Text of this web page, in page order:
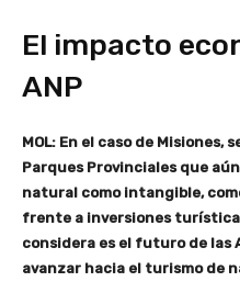
El impacto
ANP
MOL: En el caso de Misiones,
Parques Provinciales que
natural como intangible,
frente a inversiones
considera es el futuro de las
avanzar hacia el turismo de